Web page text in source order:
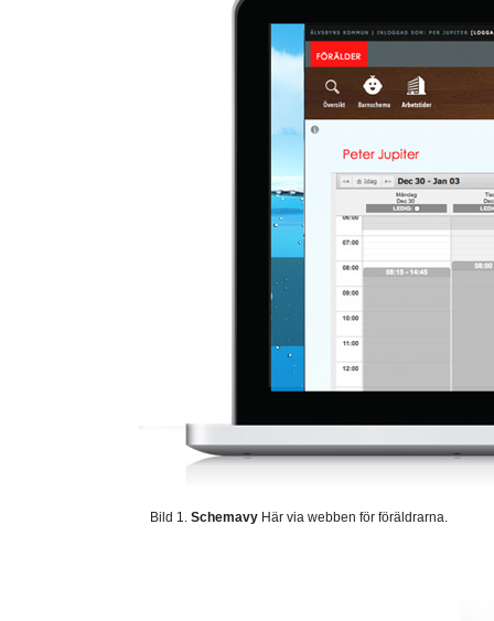
Bild 1. SchemavyHär via webben för föräldrarna.